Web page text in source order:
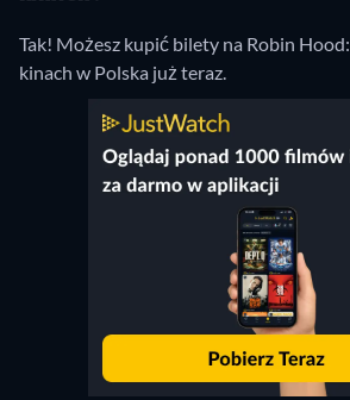
Tak! Możesz kupić bilety na Robin
kinach w Polska już teraz.